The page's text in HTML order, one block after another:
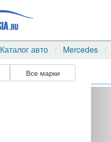
Каталог авто Mercedes
Все марки